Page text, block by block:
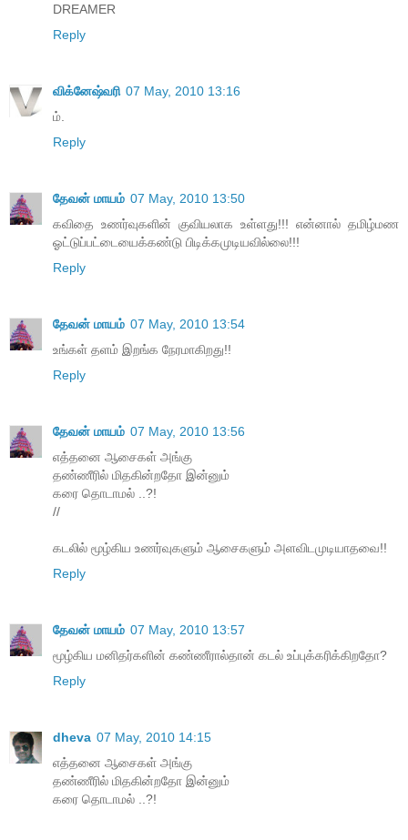
DREAMER
Reply
விக்னேஷ்வரி 07 May, 2010 13:16
ம்.
Reply
தேவன் மாயம் 07 May, 2010 13:50
கவிதை உணர்வுகளின் குவியலாக உள்ளது!!! என்னால் தமிழ்மண
ஓட்டுப்பட்டையைக்கண்டு பிடிக்கமுடியவில்லை!!!
Reply
தேவன் மாயம் 07 May, 2010 13:54
உங்கள் தளம் இறங்க நேரமாகிறது!!
Reply
தேவன் மாயம் 07 May, 2010 13:56
எத்தனை ஆசைகள் அங்கு
தண்ணீரில் மிதகின்றதோ இன்னும்
கரை தொடாமல் ..?!
//
கடலில் மூழ்கிய உணர்வுகளும் ஆசைகளும் அளவிடமுடியாதவை!!
Reply
தேவன் மாயம் 07 May, 2010 13:57
மூழ்கிய மனிதர்களின் கண்ணீரால்தான் கடல் உப்புக்கரிக்கிறதோ?
Reply
dheva 07 May, 2010 14:15
எத்தனை ஆசைகள் அங்கு
தண்ணீரில் மிதகின்றதோ இன்னும்
கரை தொடாமல் ..?!